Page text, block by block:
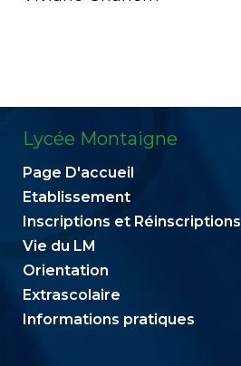
Lycée Montaigne
Page D'accueil
Etablissement
Inscriptions et Réinscriptions
Vie du LM
Orientation
Extrascolaire
Informations pratiques